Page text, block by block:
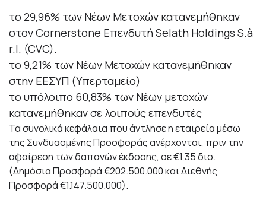
το 29,96% των Νέων Μετοχών κατανεμήθηκαν
στον Cornerstone Επενδυτή Selath Holdings S.à
r.l. (CVC).
το 9,21% των Νέων Μετοχών κατανεμήθηκαν
στην ΕΕΣΥΠ (Υπερταμείο)
το υπόλοιπο 60,83% των Νέων μετοχών
κατανεμήθηκαν σε λοιπούς επενδυτές
Τα συνολικά κεφάλαια που άντλησε η εταιρεία μέσω
της Συνδυασμένης Προσφοράς ανέρχονται, πριν την
αφαίρεση των δαπανών έκδοσης, σε €1,35 δισ.
(Δημόσια Προσφορά €202.500.000 και Διεθνής
Προσφορά €1.147.500.000).